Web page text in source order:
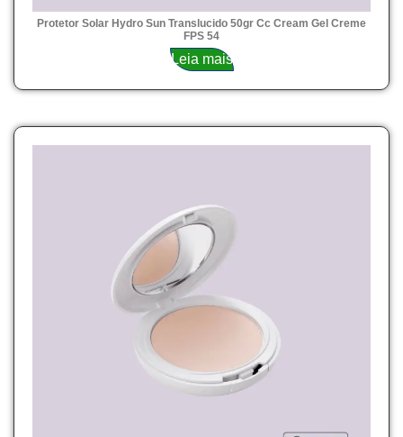
Protetor Solar Hydro Sun Translucido 50gr Cc Cream Gel Creme
FPS 54
Leia mais